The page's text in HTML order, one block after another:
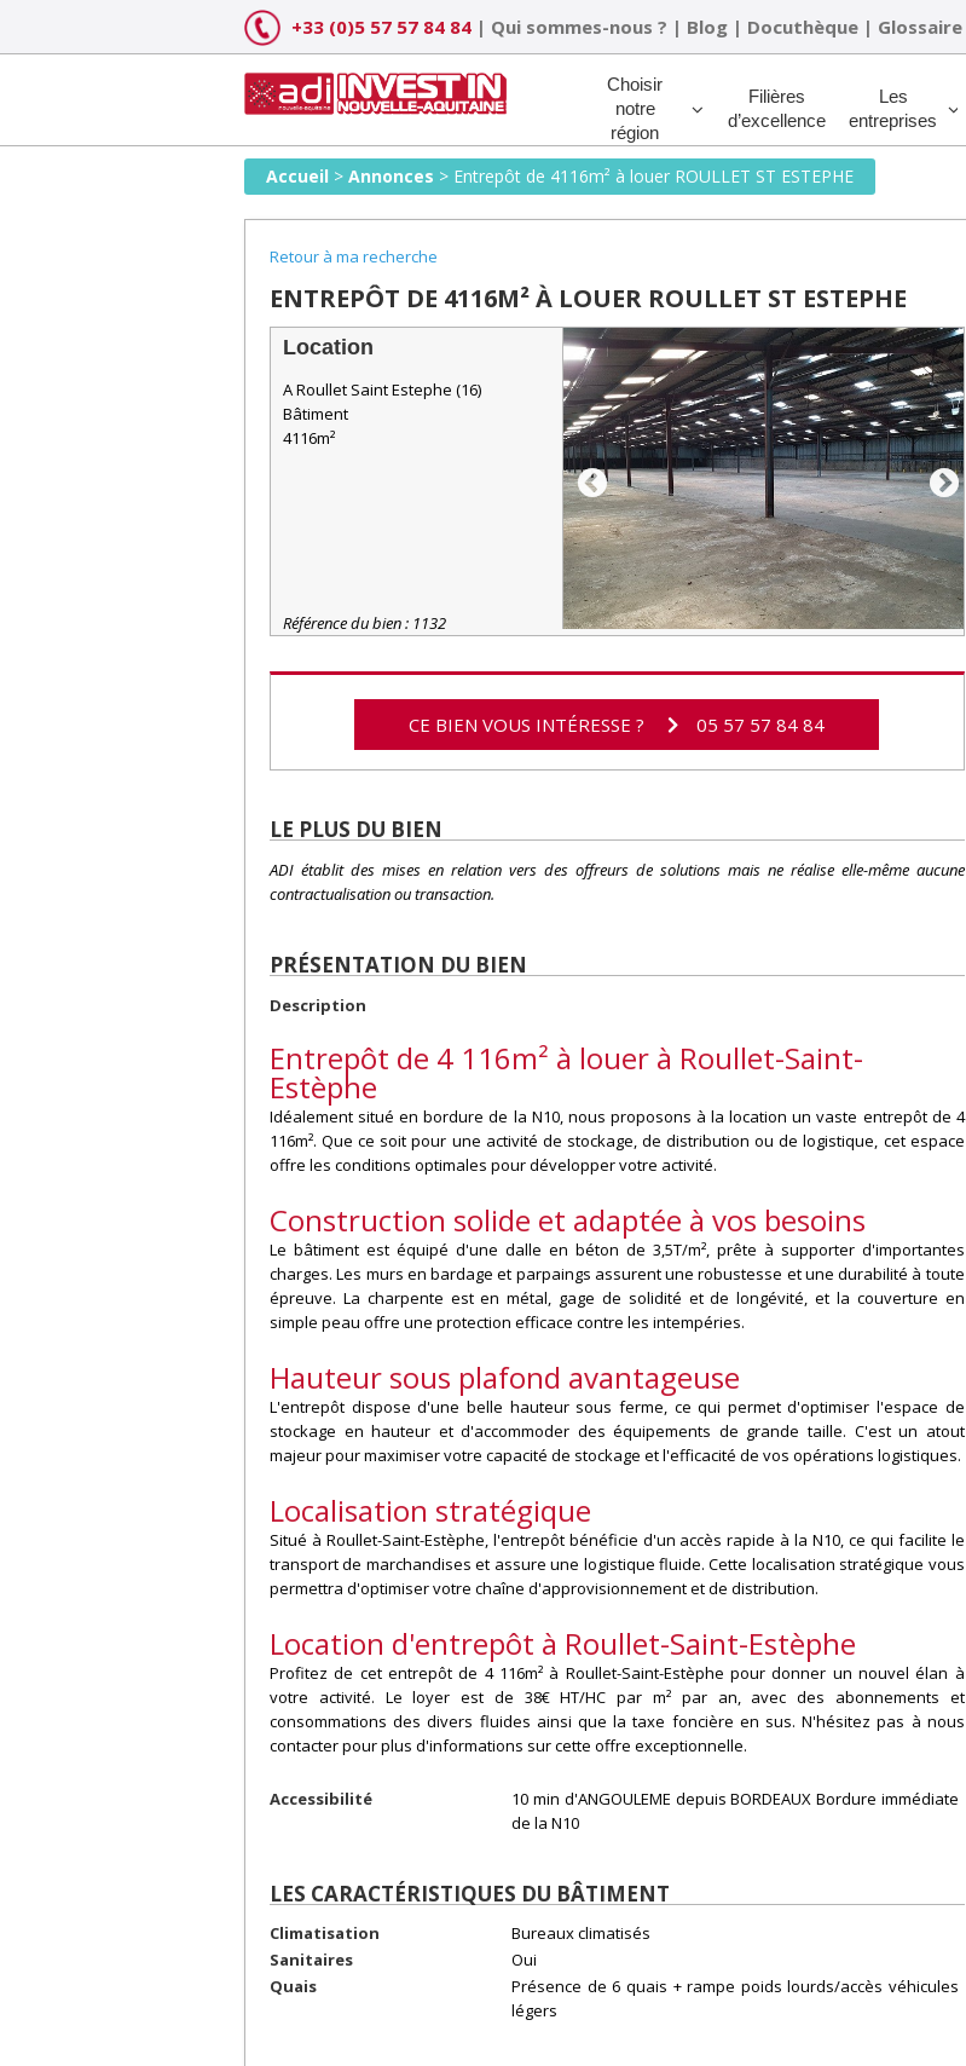
content
+33 (0)5 57 57 84 84 | Qui sommes-nous ? | Blog | Docuthèque | Glossaire
Rechercher
Choisir
notre
région
Filières
d’excellence
Les
entreprises
Accueil > Annonces > Entrepôt de 4116m² à louer ROULLET ST ESTEPHE
Retour à ma recherche
ENTREPÔT DE 4116M² À LOUER ROULLET ST ESTEPHE
Location
A Roullet Saint Estephe (16)
Bâtiment
4116m²
Référence du bien : 1132
CE BIEN VOUS INTÉRESSE ? 05 57 57 84 84
LE PLUS DU BIEN
ADI établit des mises en relation vers des offreurs de solutions mais ne réalise elle-même aucune
contractualisation ou transaction.
PRÉSENTATION DU BIEN
Description
Entrepôt de 4 116m² à louer à Roullet-Saint-
Estèphe
Idéalement situé en bordure de la N10, nous proposons à la location un vaste entrepôt de 4
116m². Que ce soit pour une activité de stockage, de distribution ou de logistique, cet espace
offre les conditions optimales pour développer votre activité.
Construction solide et adaptée à vos besoins
Le bâtiment est équipé d'une dalle en béton de 3,5T/m², prête à supporter d'importantes
charges. Les murs en bardage et parpaings assurent une robustesse et une durabilité à toute
épreuve. La charpente est en métal, gage de solidité et de longévité, et la couverture en
simple peau offre une protection efficace contre les intempéries.
Hauteur sous plafond avantageuse
L'entrepôt dispose d'une belle hauteur sous ferme, ce qui permet d'optimiser l'espace de
stockage en hauteur et d'accommoder des équipements de grande taille. C'est un atout
majeur pour maximiser votre capacité de stockage et l'efficacité de vos opérations logistiques.
Localisation stratégique
Situé à Roullet-Saint-Estèphe, l'entrepôt bénéficie d'un accès rapide à la N10, ce qui facilite le
transport de marchandises et assure une logistique fluide. Cette localisation stratégique vous
permettra d'optimiser votre chaîne d'approvisionnement et de distribution.
Location d'entrepôt à Roullet-Saint-Estèphe
Profitez de cet entrepôt de 4 116m² à Roullet-Saint-Estèphe pour donner un nouvel élan à
votre activité. Le loyer est de 38€ HT/HC par m² par an, avec des abonnements et
consommations des divers fluides ainsi que la taxe foncière en sus. N'hésitez pas à nous
contacter pour plus d'informations sur cette offre exceptionnelle.
Accessibilité
10 min d'ANGOULEME depuis BORDEAUX Bordure immédiate
de la N10
LES CARACTÉRISTIQUES DU BÂTIMENT
Climatisation
Bureaux climatisés
Sanitaires
Oui
Quais
Présence de 6 quais + rampe poids lourds/accès véhicules
légers